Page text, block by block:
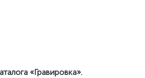
«Гравировка».